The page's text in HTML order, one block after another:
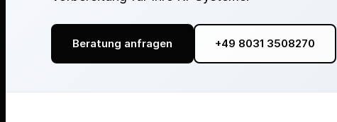
Beratung anfragen +49 8031 3508270